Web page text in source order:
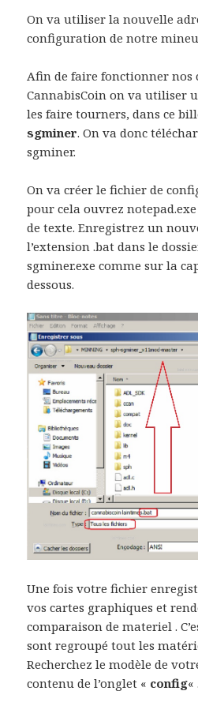
On va utiliser la nouvelle
configuration de notre
Afin de faire fonctionner nos
CannabisCoin on va utiliser
les faire tourners, dans ce
sgminer. On va donc
sgminer.
On va créer le fichier de
pour cela ouvrez
de texte. Enregistrez un
l’extension .bat dans le
sgminer.exe comme sur la
dessous.
Une fois votre fichier
vos cartes graphiques et
comparaison de materiel .
sont regroupé tout les
Recherchez le modèle de
contenu de l’onglet « config« .